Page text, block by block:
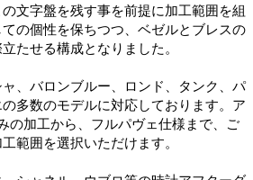
文字盤を残す事を前提に加工範囲を組
の個性を保ちつつ、ベゼルとブレスの
たせる構成となりました。
、バロンブルー、ロンド、タンク、パ
多数のモデルに対応しております。ア
の加工から、フルパヴェ仕様まで、ご
範囲を選択いただけます。